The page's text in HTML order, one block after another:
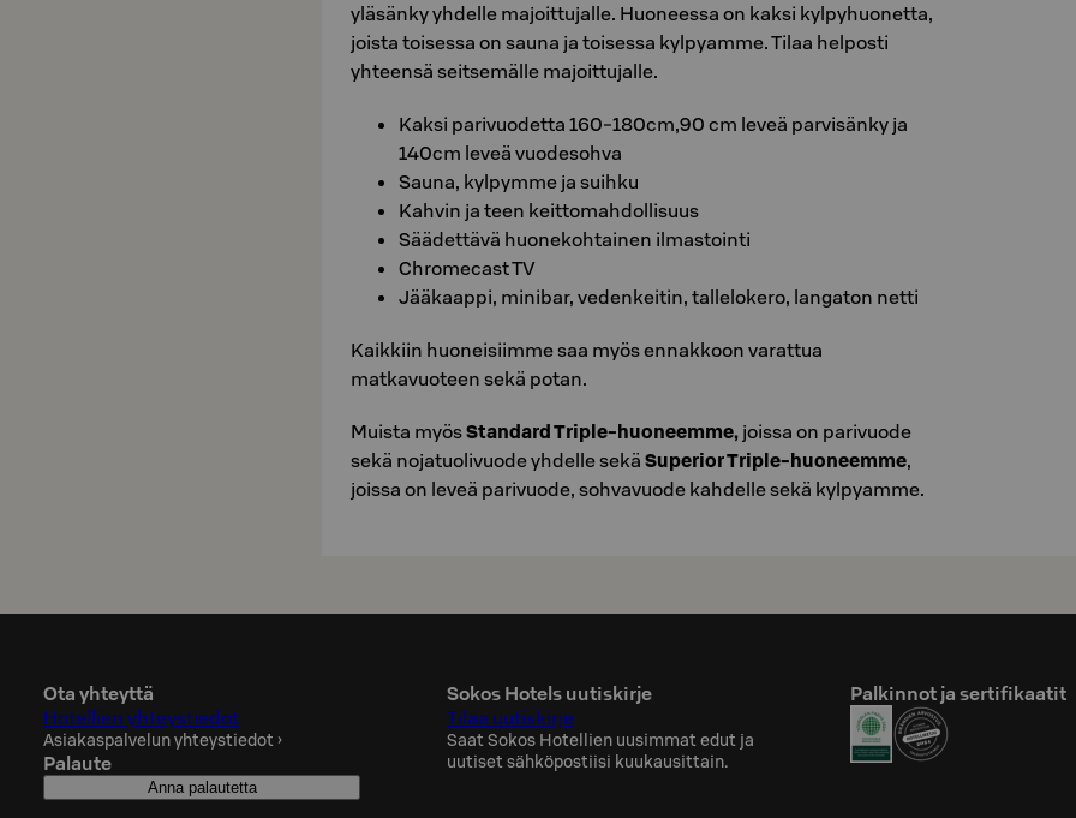
yläsänky yhdelle majoittujalle. Huoneessa on kaksi kylpyhuonetta,
joista toisessa on sauna ja toisessa kylpyamme. Tilaa helposti
yhteensä seitsemälle majoittujalle.
Kaksi parivuodetta 160-180cm,90 cm leveä parvisänky ja
140cm leveä vuodesohva
Sauna, kylpymme ja suihku
Kahvin ja teen keittomahdollisuus
Säädettävä huonekohtainen ilmastointi
Chromecast TV
Jääkaappi, minibar, vedenkeitin, tallelokero, langaton netti
Kaikkiin huoneisiimme saa myös ennakkoon varattua
matkavuoteen sekä potan.
Muista myösStandard Triple-huoneemme, joissa on parivuode
sekä nojatuolivuode yhdelle sekä Superior Triple-huoneemme,
joissa on leveä parivuode, sohvavuode kahdelle sekä kylpyamme.
Ota yhteyttä
Hotellien yhteystiedot
Asiakaspalvelun yhteystiedot ›
Palaute
Anna palautetta
Sokos Hotels uutiskirje
Tilaa uutiskirje
Saat Sokos Hotellien uusimmat edut ja
uutiset sähköpostiisi kuukausittain.
Palkinnot ja sertifikaatit